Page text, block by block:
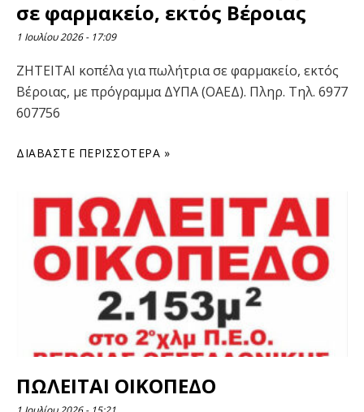
σε φαρμακείο, εκτός Βέροιας
1 Ιουλίου 2026 17:09
ΖΗΤΕΙΤΑΙ κοπέλα για πωλήτρια σε φαρμακείο, εκτός
Βέροιας, με πρόγραμμα ΔΥΠΑ (ΟΑΕΔ). Πληρ. Τηλ. 6977
607756
ΔΙΑΒΆΣΤΕ ΠΕΡΙΣΣΌΤΕΡΑ »
ΠΩΛΕΙΤΑΙ ΟΙΚΟΠΕΔΟ